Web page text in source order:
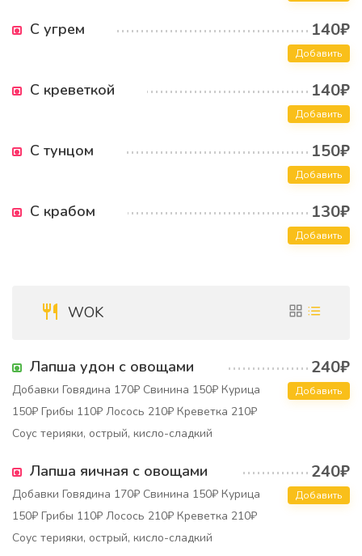
С угрем 140₽
Добавить
С креветкой 140₽
Добавить
С тунцом 150₽
Добавить
С крабом 130₽
Добавить
WOK
Лапша удон с овощами 240₽
Добавки Говядина 170₽ Свинина 150₽ Курица
150₽ Грибы 110₽ Лосось 210₽ Креветка 210₽
Соус терияки, острый, кисло-сладкий
Добавить
Лапша яичная с овощами 240₽
Добавки Говядина 170₽ Свинина 150₽ Курица
150₽ Грибы 110₽ Лосось 210₽ Креветка 210₽
Соус терияки, острый, кисло-сладкий
Добавить